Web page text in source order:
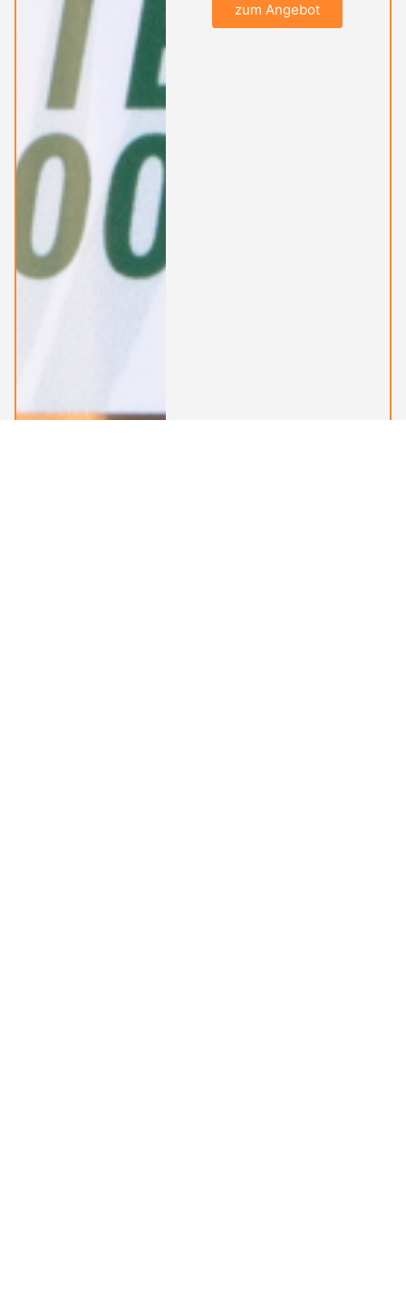
zum Angebot